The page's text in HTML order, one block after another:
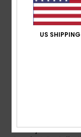
Isabelle15. juni 2026
A spacious bag
Prijs-
A lovely-sized
US